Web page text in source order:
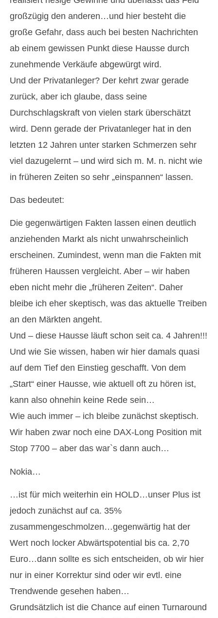
großzügig den anderen…und hier besteht die
große Gefahr, dass auch bei besten Nachrichten
ab einem gewissen Punkt diese Hausse durch
zunehmende Verkäufe abgewürgt wird.
Und der Privatanleger? Der kehrt zwar gerade
zurück, aber ich glaube, dass seine
Durchschlagskraft von vielen stark überschätzt
wird. Denn gerade der Privatanleger hat in den
letzten 12 Jahren unter starken Schmerzen sehr
viel dazugelernt – und wird sich m. M. n. nicht wie
in früheren Zeiten so sehr „einspannen“ lassen.
Das bedeutet:
Die gegenwärtigen Fakten lassen einen deutlich
anziehenden Markt als nicht unwahrscheinlich
erscheinen. Zumindest, wenn man die Fakten mit
früheren Haussen vergleicht. Aber – wir haben
eben nicht mehr die „früheren Zeiten“. Daher
bleibe ich eher skeptisch, was das aktuelle Treiben
an den Märkten angeht.
Und – diese Hausse läuft schon seit ca. 4 Jahren!!!
Und wie Sie wissen, haben wir hier damals quasi
auf dem Tief den Einstieg geschafft. Von dem
„Start“ einer Hausse, wie aktuell oft zu hören ist,
kann also ohnehin keine Rede sein…
Wie auch immer – ich bleibe zunächst skeptisch.
Wir haben zwar noch eine DAX-Long Position mit
Stop 7700 – aber das war`s dann auch…
Nokia…
…ist für mich weiterhin ein HOLD…unser Plus ist
jedoch zunächst auf ca. 35%
zusammengeschmolzen…gegenwärtig hat der
Wert noch locker Abwärtspotential bis ca. 2,70
Euro…dann sollte es sich entscheiden, ob wir hier
nur in einer Korrektur sind oder wir evtl. eine
Trendwende gesehen haben…
Grundsätzlich ist die Chance auf einen Turnaround